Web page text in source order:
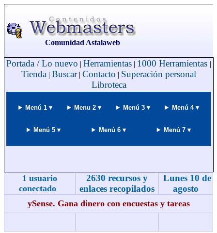
Comunidad Astalaweb
Portada / Lo nuevo | Herramientas | 1000 Herramientas |
Tienda | Buscar| Contacto | Superación personal
Libroteca
Menú 1 ▾ Menu 2 ▾ Menú 3 ▾ Menú 4 ▾
Menú 5 ▾ Menú 6 ▾ Menú 7 ▾
1 usuario
conectado
2630 recursos y
enlaces recopilados
Lunes 10 de
agosto
ySense. Gana dinero con encuestas y tareas